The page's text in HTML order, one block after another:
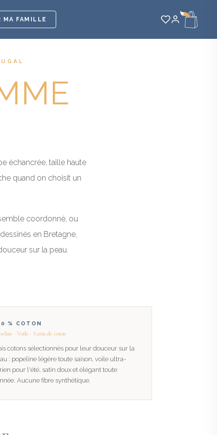
MA FAMILLE
échancrée, taille haute
quand on choisit un
coordonné, ou
en Bretagne,
sur la peau.
% COTON
· Voile · Satin de coton
cotons sélectionnés pour leur douceur sur la
: popeline légère toute saison, voile ultra-
pour l'été, satin doux et élégant toute
Aucune fibre synthétique.